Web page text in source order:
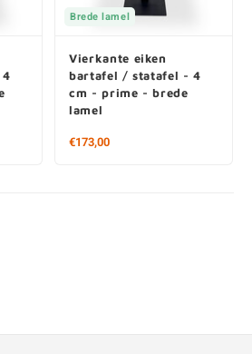
Brede lamel
Vierkante eiken
bartafel / statafel - 4
cm - prime - brede
lamel
€173,00